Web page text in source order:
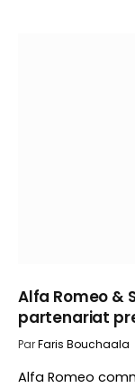
Alfa Romeo &
partenariat
ParFaris Bouchaala
Alfa Romeo